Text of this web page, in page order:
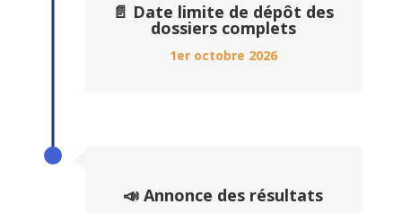
📄 Date limite de dépôt des
dossiers complets
1er octobre 2026
📣 Annonce des résultats